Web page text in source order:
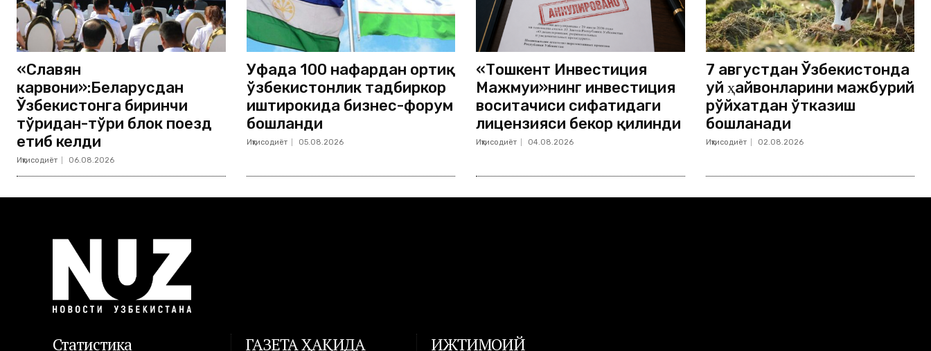
«Славян
карвони»:Беларусдан
Ўзбекистонга биринчи
тўғридан-тўғри блок поезд
етиб келди
Иқтисодиёт 06.08.2026
Уфада 100 нафардан ортиқ
ўзбекистонлик тадбиркор
иштирокида бизнес-форум
бошланди
Иқтисодиёт 05.08.2026
«Тошкент Инвестиция
Мажмуи»нинг инвестиция
воситачиси сифатидаги
лицензияси бекор қилинди
Иқтисодиёт 04.08.2026
7 августдан Ўзбекистонда
уй ҳайвонларини мажбурий
рўйхатдан ўтказиш
бошланади
Иқтисодиёт 02.08.2026
Статистика ГАЗЕТА ҲАҚИДА ИЖТИМОИЙ